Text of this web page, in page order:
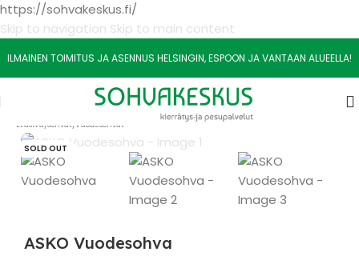
https://sohvakeskus.fi/
Skip to navigation Skip to main content
ILMAINEN TOIMITUS JA ASENNUS HELSINGIN, ESPOON JA VANTAAN ALUEELLA!
Etusivu/Sohvat/ Vuodesohvat
SOLD OUT
ASKO Vuodesohva